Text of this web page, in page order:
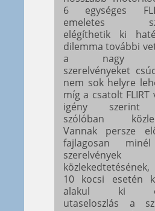
6 egységes
emeletes
elégíthetik ki
dilemma további
a nagy
szerelvényeket
nem sok helyre
míg a csatolt FLIRT
igény szerint
szólóban
Vannak persze
fajlagosan
szerelvények
10 kocsi esetén
alakul ki
utaseloszlás a